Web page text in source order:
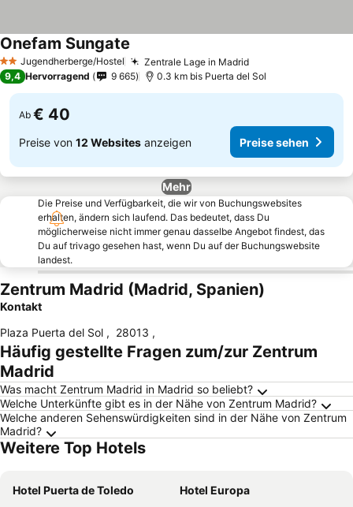
2 SterneJugendherberge/Hostel Zentrale Lage in MadridPreise sehen
Onefam Sungate
9,4 Hervorragend 9 665 0.3 km bis Puerta del Sol
Ab € 40
Preise von 12 Websites anzeigen Preise sehen
Mehr
Die Preise und Verfügbarkeit, die wir von Buchungswebsites
erhalten, ändern sich laufend. Das bedeutet, dass Du
möglicherweise nicht immer genau dasselbe Angebot findest, das
Du auf trivago gesehen hast, wenn Du auf der Buchungswebsite
landest.
Zentrum Madrid (Madrid, Spanien)
Kontakt
Plaza Puerta del Sol , 28013 ,
Häufig gestellte Fragen zum/zur Zentrum
Madrid
Was macht Zentrum Madrid in Madrid so beliebt?
Welche Unterkünfte gibt es in der Nähe von Zentrum Madrid?
Welche anderen Sehenswürdigkeiten sind in der Nähe von Zentrum
Madrid?
Weitere Top Hotels
Hotel Puerta de Toledo
Hotel Europa